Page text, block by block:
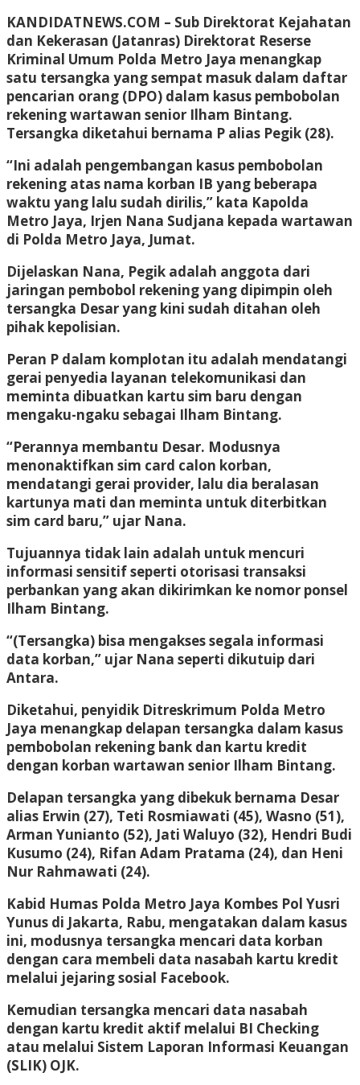
KANDIDATNEWS.COM – Sub Direktorat Kejahatan
dan Kekerasan (Jatanras) Direktorat Reserse
Kriminal Umum Polda Metro Jaya menangkap
satu tersangka yang sempat masuk dalam daftar
pencarian orang (DPO) dalam kasus pembobolan
rekening wartawan senior Ilham Bintang.
Tersangka diketahui bernama P alias Pegik (28).
“Ini adalah pengembangan kasus pembobolan
rekening atas nama korban IB yang beberapa
waktu yang lalu sudah dirilis,” kata Kapolda
Metro Jaya, Irjen Nana Sudjana kepada wartawan
di Polda Metro Jaya, Jumat.
Dijelaskan Nana, Pegik adalah anggota dari
jaringan pembobol rekening yang dipimpin oleh
tersangka Desar yang kini sudah ditahan oleh
pihak kepolisian.
Peran P dalam komplotan itu adalah mendatangi
gerai penyedia layanan telekomunikasi dan
meminta dibuatkan kartu sim baru dengan
mengaku-ngaku sebagai Ilham Bintang.
“Perannya membantu Desar. Modusnya
menonaktifkan sim card calon korban,
mendatangi gerai provider, lalu dia beralasan
kartunya mati dan meminta untuk diterbitkan
sim card baru,” ujar Nana.
Tujuannya tidak lain adalah untuk mencuri
informasi sensitif seperti otorisasi transaksi
perbankan yang akan dikirimkan ke nomor ponsel
Ilham Bintang.
“(Tersangka) bisa mengakses segala informasi
data korban,” ujar Nana seperti dikutuip dari
Antara.
Diketahui, penyidik Ditreskrimum Polda Metro
Jaya menangkap delapan tersangka dalam kasus
pembobolan rekening bank dan kartu kredit
dengan korban wartawan senior Ilham Bintang.
Delapan tersangka yang dibekuk bernama Desar
alias Erwin (27), Teti Rosmiawati (45), Wasno (51),
Arman Yunianto (52), Jati Waluyo (32), Hendri Budi
Kusumo (24), Rifan Adam Pratama (24), dan Heni
Nur Rahmawati (24).
Kabid Humas Polda Metro Jaya Kombes Pol Yusri
Yunus di Jakarta, Rabu, mengatakan dalam kasus
ini, modusnya tersangka mencari data korban
dengan cara membeli data nasabah kartu kredit
melalui jejaring sosial Facebook.
Kemudian tersangka mencari data nasabah
dengan kartu kredit aktif melalui BI Checking
atau melalui Sistem Laporan Informasi Keuangan
(SLIK) OJK.